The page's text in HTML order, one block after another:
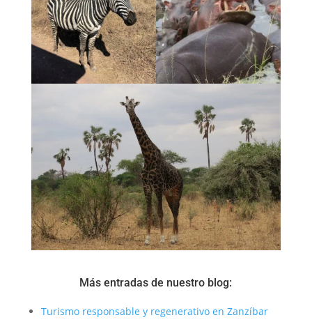
Más entradas de nuestro blog:
Turismo responsable y regenerativo en Zanzíbar